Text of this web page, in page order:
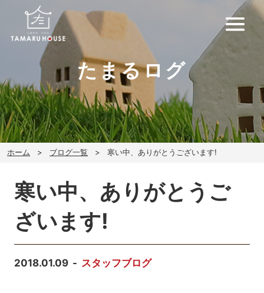
たまるログ
ホーム ブログ一覧 寒い中、ありがとうございます!
寒い中、ありがとうご
ざいます!
2018.01.09 スタッフブログ